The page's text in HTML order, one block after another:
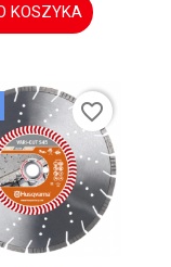
KOSZYKA
favorite_border